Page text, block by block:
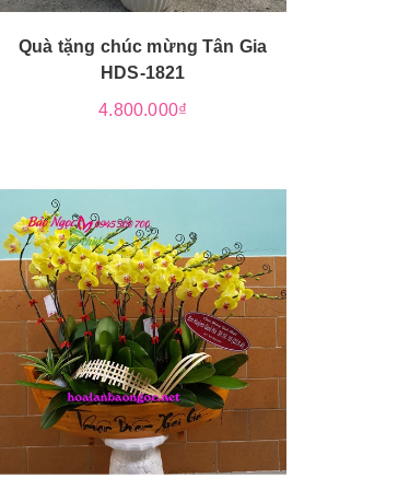
Quà tặng chúc mừng Tân Gia
HDS-1821
4.800.000₫